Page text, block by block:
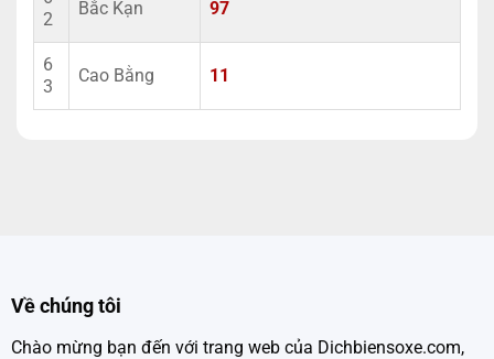
2
Bắc Kạn 97
6
3
Cao Bằng 11
Về chúng tôi
Chào mừng bạn đến với trang web của Dichbiensoxe.com,